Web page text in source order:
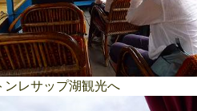
レサップ湖観光へ